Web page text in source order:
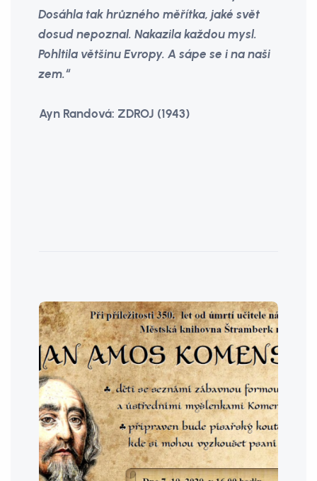
Dosáhla tak hrůzného měřítka, jaké svět
dosud nepoznal. Nakazila každou mysl.
Pohltila většinu Evropy. A sápe se i na naši
zem.“
Ayn Randová: ZDROJ (1943)